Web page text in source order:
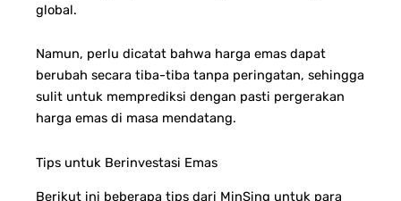
global.
Namun, perlu dicatat bahwa harga emas dapat
berubah secara tiba-tiba tanpa peringatan, sehingga
sulit untuk memprediksi dengan pasti pergerakan
harga emas di masa mendatang.
Tips untuk Berinvestasi Emas
Berikut ini beberapa tips dari MinSing untuk para